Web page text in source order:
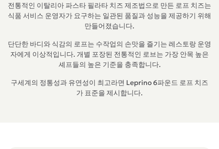
전통적인 이탈리아 파스타 필라타 치즈 제조법으로 만든 로프 치즈는
식품 서비스 운영자가 요구하는 일관된 품질과 성능을 제공하기 위해
만들어졌습니다.
단단한 바디와 식감의 로프는 수작업의 손맛을 즐기는 레스토랑 운영
자에게 이상적입니다. 개별 포장된 전통적인 로브는 가장 안목 높은
셰프들의 높은 기준을 충족합니다.
구세계의 정통성과 유연성이 최고라면 Leprino 6파운드 로프 치즈
가 표준을 제시합니다.